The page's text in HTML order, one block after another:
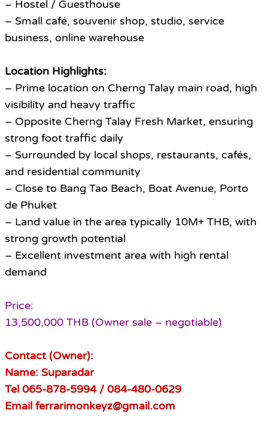
– Hostel / Guesthouse
– Small café, souvenir shop, studio, service
business, online warehouse
Location Highlights:
– Prime location on Cherng Talay main road, high
visibility and heavy traffic
– Opposite Cherng Talay Fresh Market, ensuring
strong foot traffic daily
– Surrounded by local shops, restaurants, cafés,
and residential community
– Close to Bang Tao Beach, Boat Avenue, Porto
de Phuket
– Land value in the area typically 10M+ THB, with
strong growth potential
– Excellent investment area with high rental
demand
Price:
13,500,000 THB (Owner sale – negotiable)
Contact (Owner):
Name: Suparadar
Tel 065-878-5994 / 084-480-0629
Email ferrarimonkeyz@gmail.com